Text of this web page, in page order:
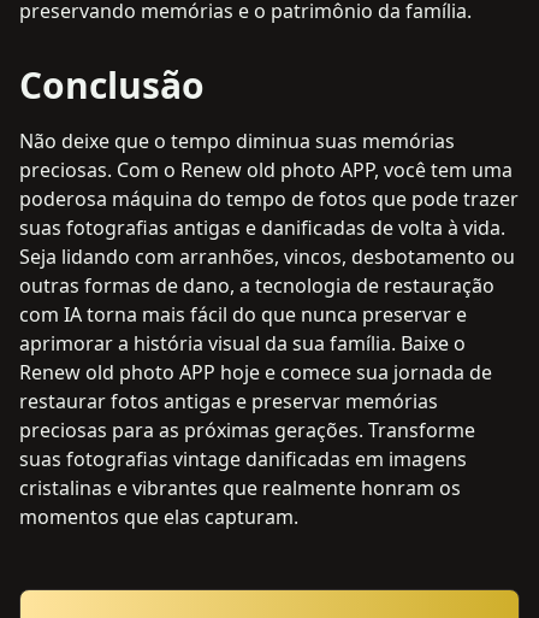
preservando memórias e o patrimônio da família.
Conclusão
Não deixe que o tempo diminua suas memórias
preciosas. Com o Renew old photo APP, você tem uma
poderosa máquina do tempo de fotos que pode trazer
suas fotografias antigas e danificadas de volta à vida.
Seja lidando com arranhões, vincos, desbotamento ou
outras formas de dano, a tecnologia de restauração
com IA torna mais fácil do que nunca preservar e
aprimorar a história visual da sua família. Baixe o
Renew old photo APP hoje e comece sua jornada de
restaurar fotos antigas e preservar memórias
preciosas para as próximas gerações. Transforme
suas fotografias vintage danificadas em imagens
cristalinas e vibrantes que realmente honram os
momentos que elas capturam.